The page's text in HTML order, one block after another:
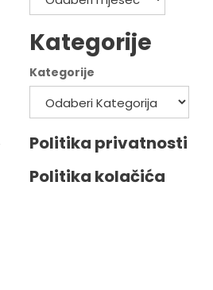
Kategorije
Kategorije
Politika privatnosti
Politika kolačića